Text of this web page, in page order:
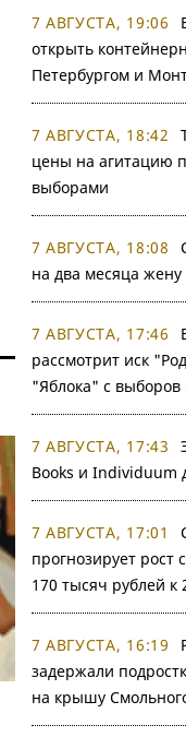
7 АВГУСТА, 19:06
открыть
Петербургом и
7 АВГУСТА, 18:42
цены на агитацию
выборами
7 АВГУСТА, 18:08
на два месяца
7 АВГУСТА, 17:46
рассмотрит иск
"Яблока" с выборов
7 АВГУСТА, 17:43
Books и Individuum
7 АВГУСТА, 17:01
прогнозирует рост
170 тысяч рублей к
7 АВГУСТА, 16:19
задержали
на крышу